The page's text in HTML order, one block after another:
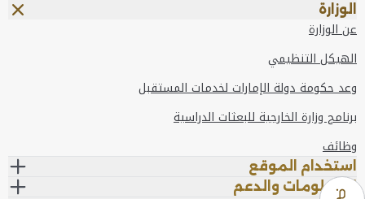
الوزارة
عن الوزارة
الهيكل التنظيمي
وعد حكومة دولة الإمارات لخدمات المستقبل
برنامج وزارة الخارجية للبعثات الدراسية
وظائف
استخدام الموقع
المعلومات والدعم